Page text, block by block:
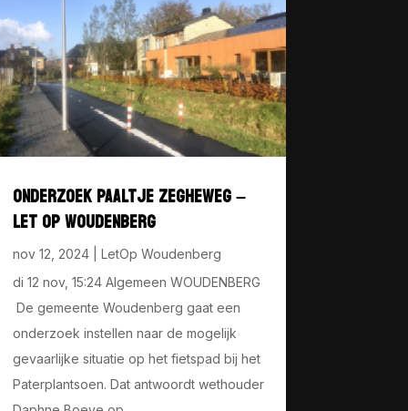
ONDERZOEK PAALTJE ZEGHEWEG –
LET OP WOUDENBERG
nov 12, 2024|
LetOp Woudenberg
di 12 nov, 15:24 Algemeen WOUDENBERG
De gemeente Woudenberg gaat een
onderzoek instellen naar de mogelijk
gevaarlijke situatie op het fietspad bij het
Paterplantsoen. Dat antwoordt wethouder